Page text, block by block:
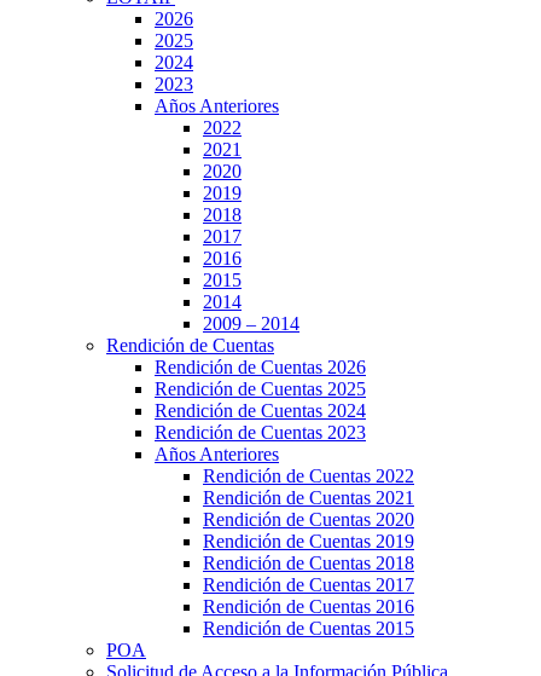
2026
2025
2024
2023
Años Anteriores
2022
2021
2020
2019
2018
2017
2016
2015
2014
2009 – 2014
Rendición de Cuentas
Rendición de Cuentas 2026
Rendición de Cuentas 2025
Rendición de Cuentas 2024
Rendición de Cuentas 2023
Años Anteriores
Rendición de Cuentas 2022
Rendición de Cuentas 2021
Rendición de Cuentas 2020
Rendición de Cuentas 2019
Rendición de Cuentas 2018
Rendición de Cuentas 2017
Rendición de Cuentas 2016
Rendición de Cuentas 2015
POA
Solicitud de Acceso a la Información Pública